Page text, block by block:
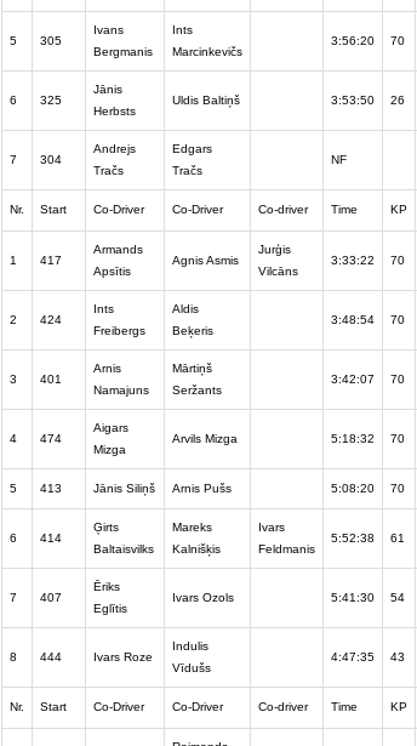
5 305
Ivans
Bergmanis
Ints
Marcinkevičs
3:56:20 70
6 325
Jānis
Herbsts
Uldis Baltiņš 3:53:50 26
7 304
Andrejs
Tračs
Edgars
Tračs
NF
Nr. Start Co-Driver Co-Driver Co-driver Time KP
1 417
Armands
Apsītis
Agnis Asmis
Jurģis
Vilcāns
3:33:22 70
2 424
Ints
Freibergs
Aldis
Beķeris
3:48:54 70
3 401
Arnis
Namajuns
Mārtiņš
Seržants
3:42:07 70
4 474
Aigars
Mizga
Arvils Mizga 5:18:32 70
5 413 Jānis Siliņš Arnis Pušs 5:08:20 70
6 414
Ģirts
Baltaisvilks
Mareks
Kalnišķis
Ivars
Feldmanis
5:52:38 61
7 407
Ēriks
Eglītis
Ivars Ozols 5:41:30 54
8 444 Ivars Roze
Indulis
Vīdušs
4:47:35 43
Nr. Start Co-Driver Co-Driver Co-driver Time KP